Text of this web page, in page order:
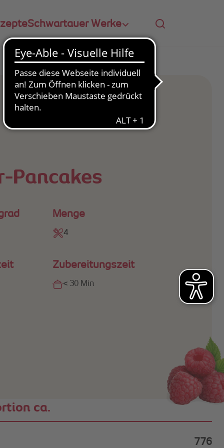
Schwartauer Werke
Pancakes
Menge
4
Zubereitungszeit
< 30 Min
ca.
776